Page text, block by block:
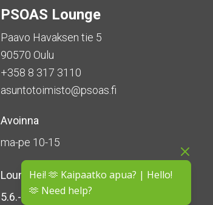
Hei! 🫶 Kaipaatko apua? | Hello!
🫶 Need help?
PSOAS Lounge
Paavo Havaksen tie 5
90570 Oulu
+358 8 317 3110
asuntotoimisto@psoas.fi
Avoinna
ma-pe 10-15
Lounge onsuljettu kesän ajan
5.6.-16.8.2026